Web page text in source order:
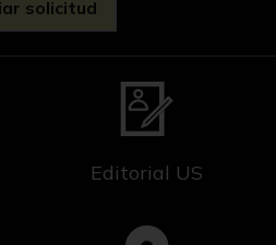
Editorial US